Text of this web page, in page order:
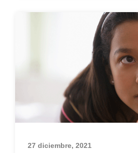
27 diciembre, 2021